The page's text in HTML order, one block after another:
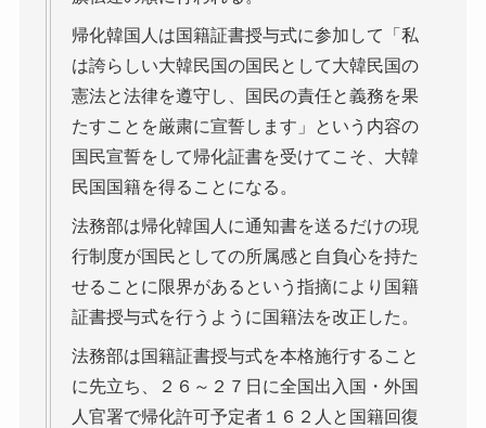
帰化韓国人は国籍証書授与式に参加して「私
は誇らしい大韓民国の国民として大韓民国の
憲法と法律を遵守し、国民の責任と義務を果
たすことを厳粛に宣誓します」という内容の
国民宣誓をして帰化証書を受けてこそ、大韓
民国国籍を得ることになる。
法務部は帰化韓国人に通知書を送るだけの現
行制度が国民としての所属感と自負心を持た
せることに限界があるという指摘により国籍
証書授与式を行うように国籍法を改正した。
法務部は国籍証書授与式を本格施行すること
に先立ち、２６～２７日に全国出入国・外国
人官署で帰化許可予定者１６２人と国籍回復